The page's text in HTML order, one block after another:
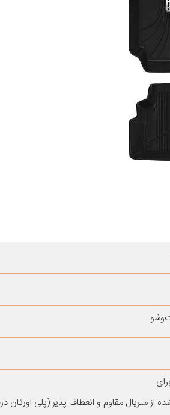
از متریال مقاوم و انعطاف پذیر (پلی اورتان